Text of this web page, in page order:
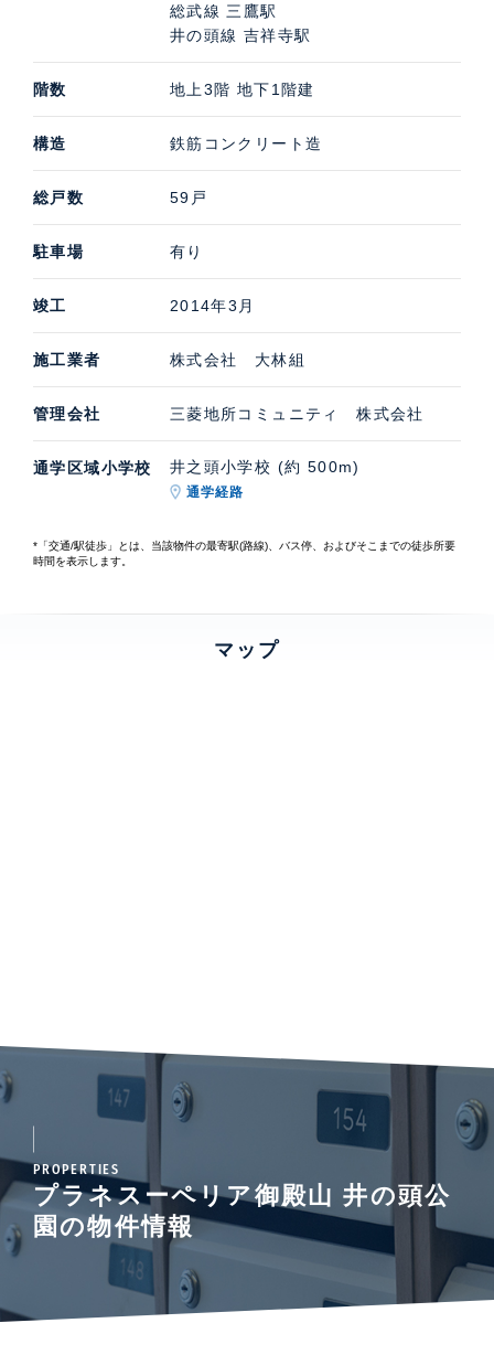
総武線 三鷹駅
井の頭線 吉祥寺駅
階数 地上3階 地下1階建
構造 鉄筋コンクリート造
総戸数 59戸
駐車場 有り
竣工 2014年3月
施工業者 株式会社 大林組
管理会社 三菱地所コミュニティ 株式会社
通学区域小学校 井之頭小学校 (約 500m)
通学経路
*「交通/駅徒歩」とは、当該物件の最寄駅(路線)、バス停、およびそこまでの徒歩所要
時間を表示します。
マップ
PROPERTIES
プラネスーペリア御殿山 井の頭公
園の物件情報